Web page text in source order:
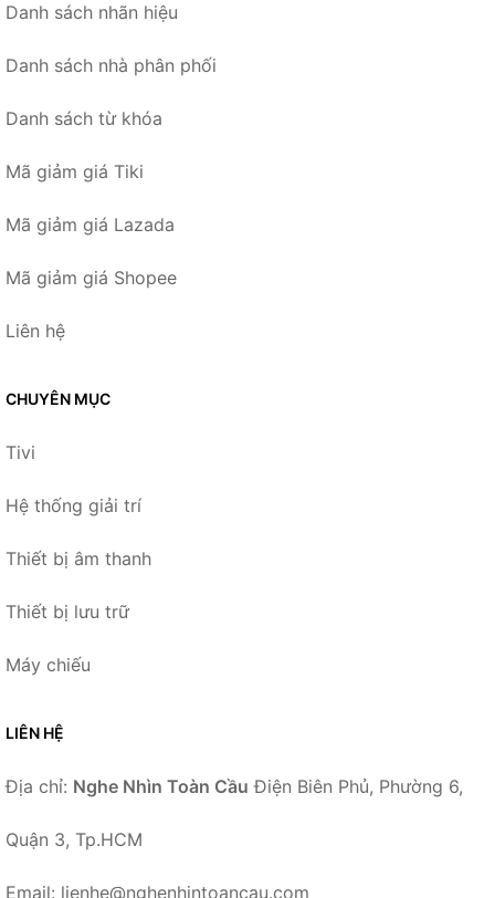
Danh sách nhãn hiệu
Danh sách nhà phân phối
Danh sách từ khóa
Mã giảm giá Tiki
Mã giảm giá Lazada
Mã giảm giá Shopee
Liên hệ
CHUYÊN MỤC
Tivi
Hệ thống giải trí
Thiết bị âm thanh
Thiết bị lưu trữ
Máy chiếu
LIÊN HỆ
Địa chỉ: Nghe Nhìn Toàn Cầu Điện Biên Phủ, Phường 6,
Quận 3, Tp.HCM
Email: lienhe@nghenhintoancau.com